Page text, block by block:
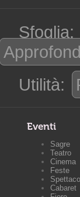
Sfoglia:
Utilità:
Eventi
Sagre
Teatro
Cinema
Feste
Cabaret